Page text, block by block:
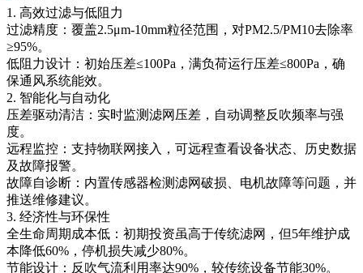
1. 高效过滤与低阻力
过滤精度：覆盖2.5μm-10mm粒径范围，对PM2.5/PM10去除率
≥95%。
低阻力设计：初始压差≤100Pa，满负荷运行压差≤800Pa，确
保通风系统能效。
2. 智能化与自动化
压差驱动清洁：实时监测滤网压差，自动调整反吹频率与强
度。
远程监控：支持物联网接入，可远程查看设备状态、历史数据
及故障报警。
故障自诊断：内置传感器检测滤网破损、电机故障等问题，并
推送维修建议。
3. 经济性与环保性
全生命周期成本低：初期投资虽高于传统滤网，但5年维护成
本降低60%，停机损失减少80%。
节能设计：反吹气流利用率达90%，较传统设备节能30%。